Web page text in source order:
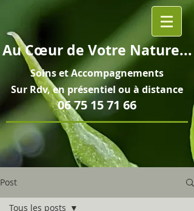
AuCœurde Votre Nature...
Soins etAccompagnements
Sur Rdv, en présentiel ou à distance
06 75 15 71 66
Post
Tous les posts